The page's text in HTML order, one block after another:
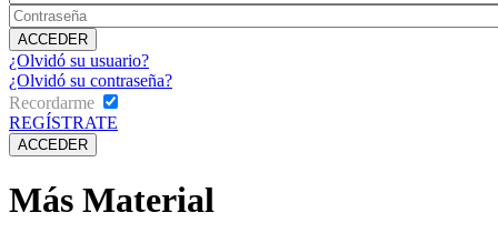
¿Olvidó su usuario?
¿Olvidó su contraseña?
Recordarme
REGÍSTRATE
Más Material